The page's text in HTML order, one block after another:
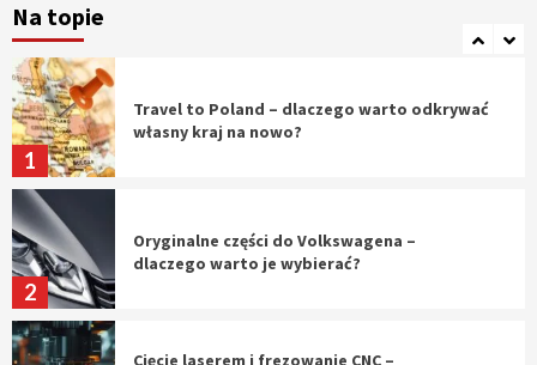
Na topie
5
1
Travel to Poland – dlaczego warto odkrywać
własny kraj na nowo?
2
Oryginalne części do Volkswagena –
dlaczego warto je wybierać?
Cięcie laserem i frezowanie CNC –